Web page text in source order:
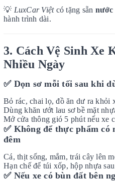
💡 LuxCar Việtcó tặng sẵn nước
hành trình dài.
3. Cách Vệ Sinh Xe
Nhiều Ngày
✅Dọn sơ mỗi tối sau khi
Bỏ rác, chai lọ, đồ ăn dư ra khỏi
Dùng khăn ướt lau sơ bề mặt
Mở cửa thông gió 5 phút nếu xe
✅Không để thực phẩm có
đêm
Cá, thịt sống, mắm, trái cây lên
Hạn chế để túi xốp, hộp nhựa
✅Nếu xe có bùn đất bên